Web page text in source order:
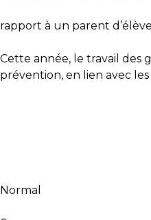
rapport à un parent
Cette année, le travail des
prévention, en lien avec
Normal